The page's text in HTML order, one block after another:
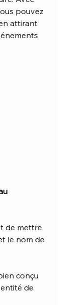
pouvez
attirant
de mettre
le nom de
conçu
de